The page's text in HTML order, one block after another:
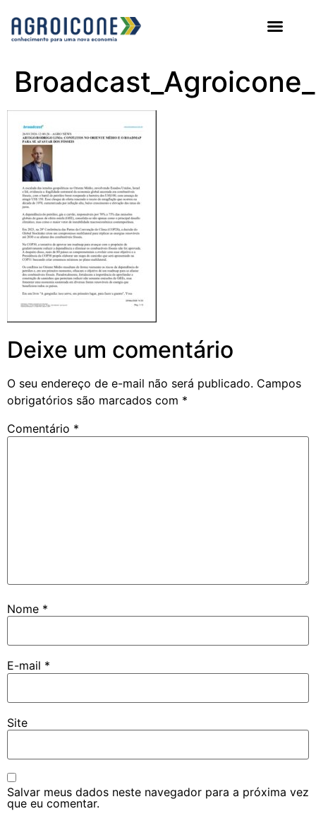
Deixe um comentário
O seu endereço de e-mail não será publicado. Campos
obrigatórios são marcados com *
Comentário *
Nome *
E-mail *
Site
Salvar meus dados neste navegador para a próxima vez
que eu comentar.